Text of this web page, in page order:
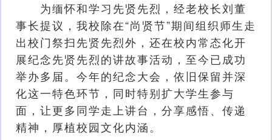
为缅怀和学习先贤先烈，经老校长刘董
事长提议，我校除在“尚贤节”期间组织师生走
出校门祭扫先贤先烈外，还在校内常态化开
展纪念先贤先烈的讲故事活动，至今已成功
举办多届。今年的纪念大会，依旧保留并深
化这一特色环节，同时特别扩大学生参与
面，让更多同学走上讲台，分享感悟、传递
精神，厚植校园文化内涵。